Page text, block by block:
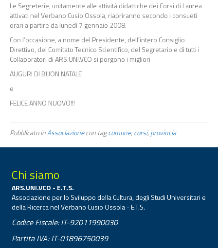
Le Segreterie, unitamente alle attività didattiche dei Corsi di Laurea
attivati nel Verbano Cusio Ossola, riapriranno secondo i consueti
orari a partire da lunedì 7 gennaio 2008.
Con l’occasione, a nome del Presidente, dell’intero Consiglio
Direttivo, del Comitato Tecnico Scientifico, del Segretario e di tutti i
Collaboratori di ARS.UNI.VCO si porgono i migliori
AUGURI DI BUON NATALE
e
FELICE ANNO NUOVO!!!
Pubblicato inAssociazionecon tagcomune,corsi,provincia
Chi siamo
ARS.UNI.VCO - E.T.S.
Associazione per lo Sviluppo della Cultura, degli Studi Universitari e
della Ricerca nel Verbano Cusio Ossola - E.T.S.
Codice Fiscale: IT-92011990030
Partita IVA: IT-01896750039